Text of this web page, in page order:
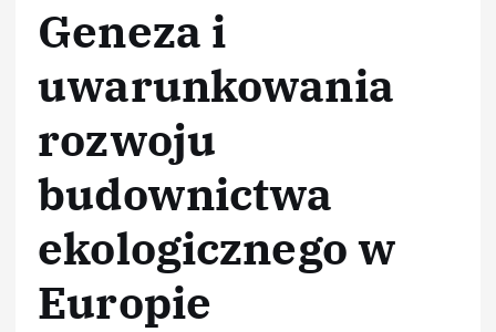
Geneza i
uwarunkowania
rozwoju
budownictwa
ekologicznego w
Europie